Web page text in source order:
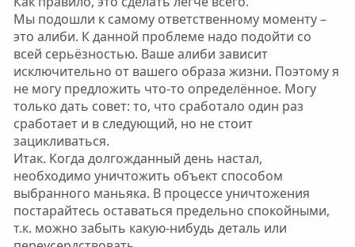
Мы подошли к самому ответственному моменту –
это алиби. К данной проблеме надо подойти со
всей серьёзностью. Ваше алиби зависит
исключительно от вашего образа жизни. Поэтому я
не могу предложить что-то определённое. Могу
только дать совет: то, что сработало один раз
сработает и в следующий, но не стоит
зацикливаться.
Итак. Когда долгожданный день настал,
необходимо уничтожить объект способом
выбранного маньяка. В процессе уничтожения
постарайтесь оставаться предельно спокойными,
т.к. можно забыть какую-нибудь деталь или